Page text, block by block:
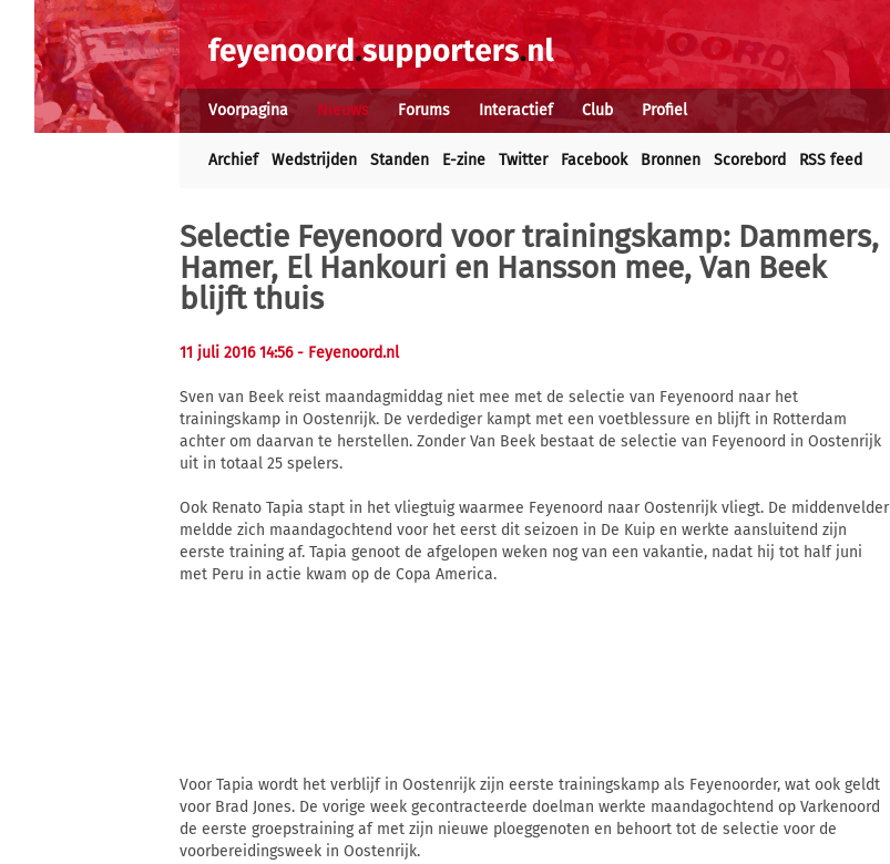
Voorpagina Nieuws Forums Interactief Club Profiel
Archief Wedstrijden Standen E-zine Twitter Facebook Bronnen Scorebord RSS feed
Selectie Feyenoord voor trainingskamp: Dammers,
Hamer, El Hankouri en Hansson mee, Van Beek
blijft thuis
11 juli 2016 14:56- Feyenoord.nl
Sven van Beek reist maandagmiddag niet mee met de selectie van Feyenoord naar het
trainingskamp in Oostenrijk. De verdediger kampt met een voetblessure en blijft in Rotterdam
achter om daarvan te herstellen. Zonder Van Beek bestaat de selectie van Feyenoord in Oostenrijk
uit in totaal 25 spelers.
Ook Renato Tapia stapt in het vliegtuig waarmee Feyenoord naar Oostenrijk vliegt. De middenvelder
meldde zich maandagochtend voor het eerst dit seizoen in De Kuip en werkte aansluitend zijn
eerste training af. Tapia genoot de afgelopen weken nog van een vakantie, nadat hij tot half juni
met Peru in actie kwam op de Copa America.
Voor Tapia wordt het verblijf in Oostenrijk zijn eerste trainingskamp als Feyenoorder, wat ook geldt
voor Brad Jones. De vorige week gecontracteerde doelman werkte maandagochtend op Varkenoord
de eerste groepstraining af met zijn nieuwe ploeggenoten en behoort tot de selectie voor de
voorbereidingsweek in Oostenrijk.